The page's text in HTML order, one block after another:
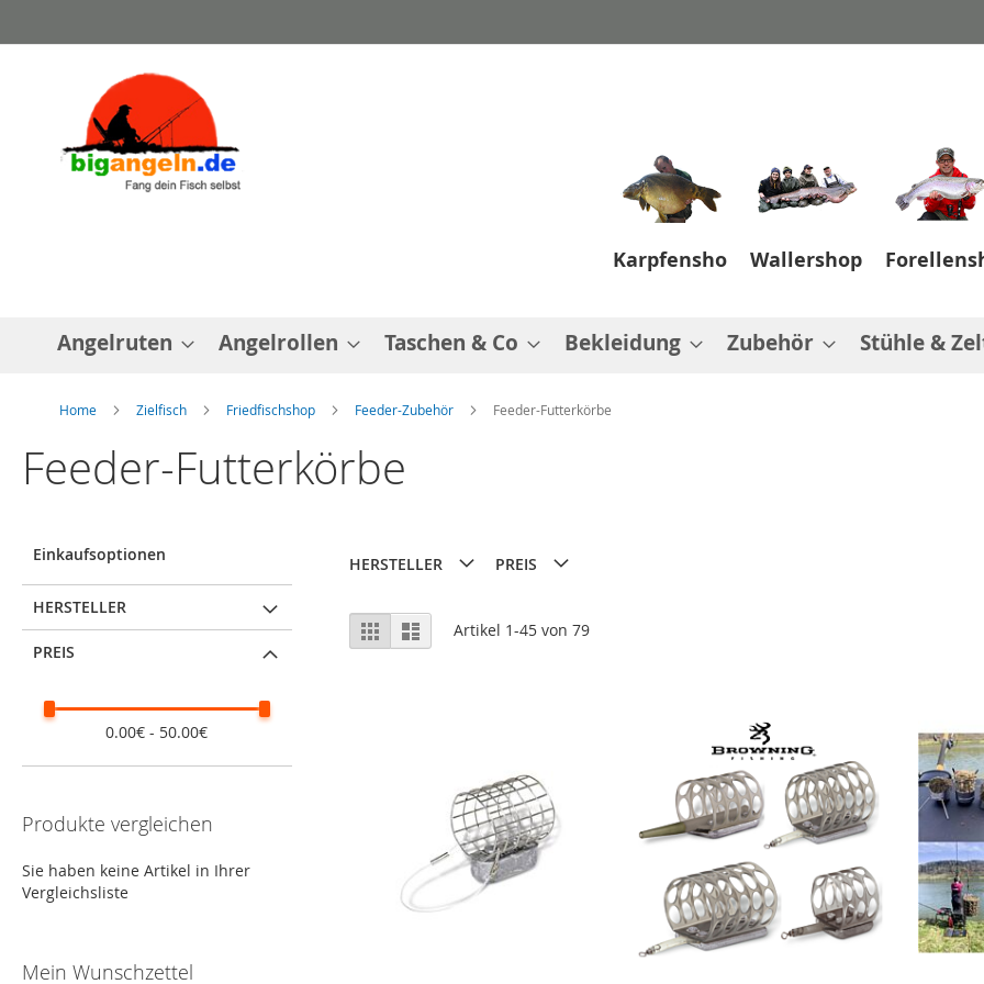
zum
Karpfenshop Wallershop
Angelruten Angelrollen Taschen & Co Bekleidung Zubehör Stühle &
Home Zielfisch Friedfischshop Feeder-Zubehör Feeder-Futterkörbe
Feeder-Futterkörbe
HERSTELLER PREIS
Ansicht
als
RasterListe Artikel 1-45von 79
Einkaufsoptionen
HERSTELLER
PREIS
0.00€ - 50.00€
Produkte vergleichen
Sie haben keine Artikel in Ihrer
Vergleichsliste
Mein Wunschzettel